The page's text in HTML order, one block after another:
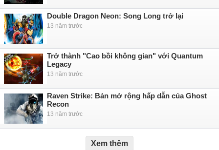
Double Dragon Neon: Song Long trở lại
13 năm trước
Trở thành "Cao bồi không gian" với Quantum
Legacy
13 năm trước
Raven Strike: Bản mở rộng hấp dẫn của Ghost
Recon
13 năm trước
Xem thêm